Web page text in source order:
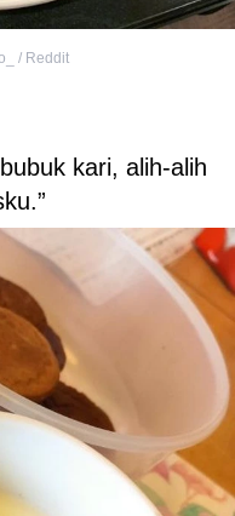
/ Reddit
kari, alih-alih